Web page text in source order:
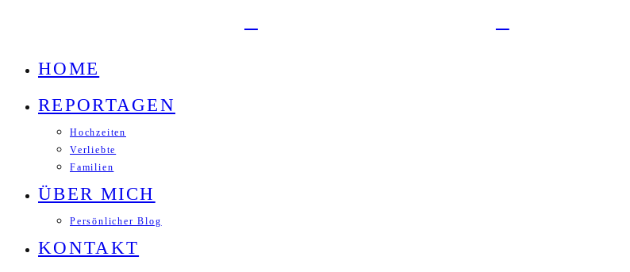
HOME
REPORTAGEN
Hochzeiten
Verliebte
Familien
ÜBER MICH
Persönlicher Blog
KONTAKT